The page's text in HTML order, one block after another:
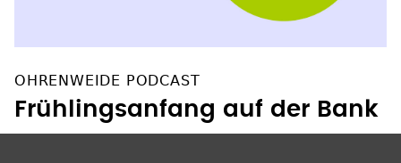
OHRENWEIDE PODCAST
Frühlingsanfang auf der Bank